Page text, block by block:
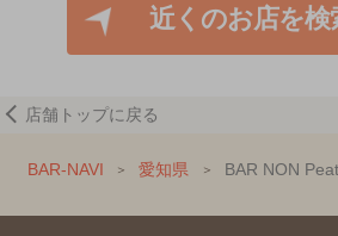
近くのお店を検
店舗トップに戻る
BAR-NAVI 愛知県 BAR NON Peat